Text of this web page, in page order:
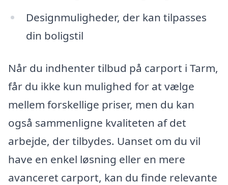
Designmuligheder, der kan tilpasses
din boligstil
Når du indhenter tilbud på carport i Tarm,
får du ikke kun mulighed for at vælge
mellem forskellige priser, men du kan
også sammenligne kvaliteten af det
arbejde, der tilbydes. Uanset om du vil
have en enkel løsning eller en mere
avanceret carport, kan du finde relevante